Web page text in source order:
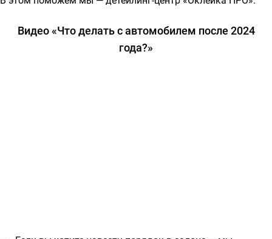
Видео «Что делать с автомобилем после 2024
года?»